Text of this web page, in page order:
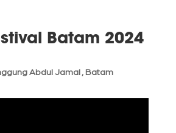
Batam 2024
Abdul Jamal , Batam